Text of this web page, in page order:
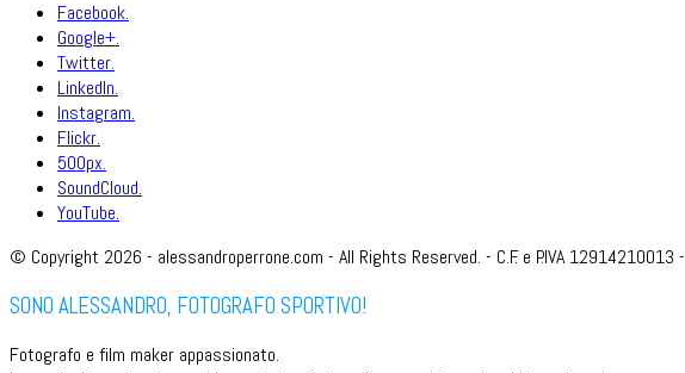
Facebook.
Google+.
Twitter.
LinkedIn.
Instagram.
Flickr.
500px.
SoundCloud.
YouTube.
© Copyright 2026 - alessandroperrone.com - All Rights Reserved. - C.F. e P.IVA 12914210013 -
SONO ALESSANDRO, FOTOGRAFO SPORTIVO!
Fotografo e film maker appassionato.